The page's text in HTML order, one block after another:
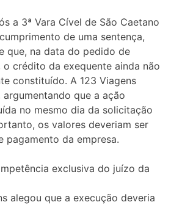
a 3ª Vara Cível de São Caetano
de uma sentença,
que, na data do pedido de
crédito da exequente ainda não
constituído. A 123 Viagens
que a ação
no mesmo dia da solicitação
os valores deveriam ser
pagamento da empresa.
exclusiva do juízo da
alegou que a execução deveria